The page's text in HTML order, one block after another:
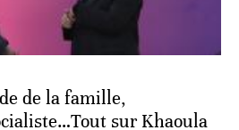
de la famille,
sur Khaoula